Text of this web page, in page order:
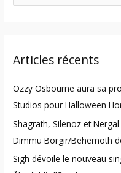
c
f
o
r
:
Articles récents
Ozzy Osbourne aura sa
Studios pour Halloween
Shagrath, Silenoz et
Dimmu Borgir/Behemoth
Sigh dévoile le nouveau